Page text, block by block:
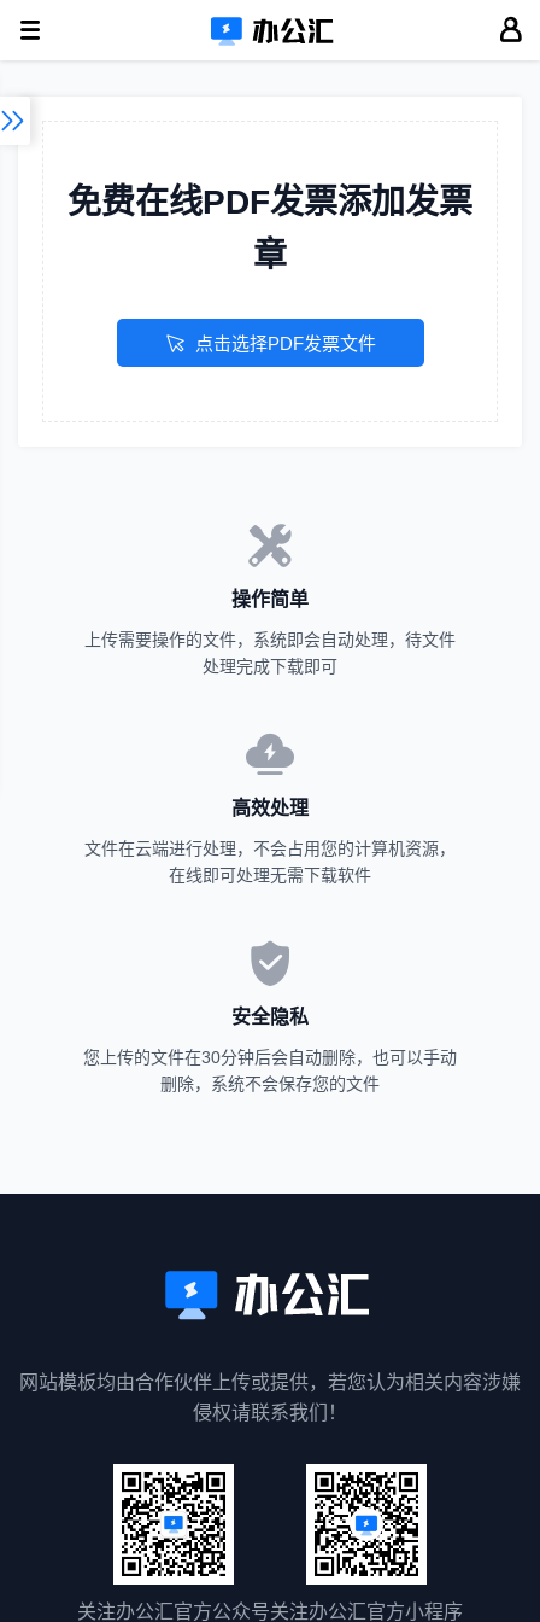
免费在线PDF发票添加发票
章
点击选择PDF发票文件
操作简单
上传需要操作的文件，系统即会自动处理，待文件
处理完成下载即可
高效处理
文件在云端进行处理，不会占用您的计算机资源，
在线即可处理无需下载软件
安全隐私
您上传的文件在30分钟后会自动删除，也可以手动
删除，系统不会保存您的文件
网站模板均由合作伙伴上传或提供，若您认为相关内容涉嫌
侵权请联系我们！
关注办公汇官方公众号关注办公汇官方小程序